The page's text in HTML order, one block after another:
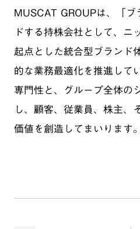
MUSCAT GROUPは、「ブ
ドする持株会社として、ニ
起点とした統合型ブランド
的な業務最適化を推進して
専門性と、グループ全体の
し、顧客、従業員、株主、
価値を創造してまいります。